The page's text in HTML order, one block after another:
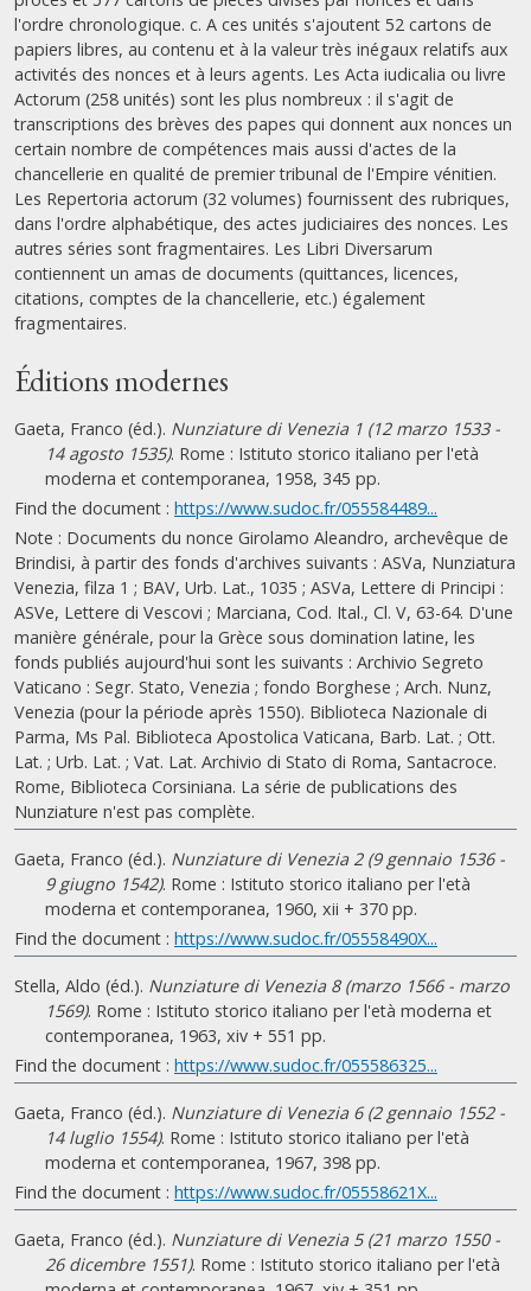
l'ordre chronologique. c. A ces unités s'ajoutent 52 cartons de
papiers libres, au contenu et à la valeur très inégaux relatifs aux
activités des nonces et à leurs agents. Les Acta iudicalia ou livre
Actorum (258 unités) sont les plus nombreux : il s'agit de
transcriptions des brèves des papes qui donnent aux nonces un
certain nombre de compétences mais aussi d'actes de la
chancellerie en qualité de premier tribunal de l'Empire vénitien.
Les Repertoria actorum (32 volumes) fournissent des rubriques,
dans l'ordre alphabétique, des actes judiciaires des nonces. Les
autres séries sont fragmentaires. Les Libri Diversarum
contiennent un amas de documents (quittances, licences,
citations, comptes de la chancellerie, etc.) également
fragmentaires.
Éditions modernes
Gaeta, Franco (éd.). Nunziature di Venezia 1 (12 marzo 1533 -
14 agosto 1535). Rome : Istituto storico italiano per l'età
moderna et contemporanea, 1958, 345 pp.
Find the document : https://www.sudoc.fr/055584489...
Note : Documents du nonce Girolamo Aleandro, archevêque de
Brindisi, à partir des fonds d'archives suivants : ASVa, Nunziatura
Venezia, filza 1 ; BAV, Urb. Lat., 1035 ; ASVa, Lettere di Principi :
ASVe, Lettere di Vescovi ; Marciana, Cod. Ital., Cl. V, 63-64. D'une
manière générale, pour la Grèce sous domination latine, les
fonds publiés aujourd'hui sont les suivants : Archivio Segreto
Vaticano : Segr. Stato, Venezia ; fondo Borghese ; Arch. Nunz,
Venezia (pour la période après 1550). Biblioteca Nazionale di
Parma, Ms Pal. Biblioteca Apostolica Vaticana, Barb. Lat. ; Ott.
Lat. ; Urb. Lat. ; Vat. Lat. Archivio di Stato di Roma, Santacroce.
Rome, Biblioteca Corsiniana. La série de publications des
Nunziature n'est pas complète.
Gaeta, Franco (éd.). Nunziature di Venezia 2 (9 gennaio 1536 -
9 giugno 1542). Rome : Istituto storico italiano per l'età
moderna et contemporanea, 1960, xii + 370 pp.
Find the document : https://www.sudoc.fr/05558490X...
Stella, Aldo (éd.). Nunziature di Venezia 8 (marzo 1566 - marzo
1569). Rome : Istituto storico italiano per l'età moderna et
contemporanea, 1963, xiv + 551 pp.
Find the document : https://www.sudoc.fr/055586325...
Gaeta, Franco (éd.). Nunziature di Venezia 6 (2 gennaio 1552 -
14 luglio 1554). Rome : Istituto storico italiano per l'età
moderna et contemporanea, 1967, 398 pp.
Find the document : https://www.sudoc.fr/05558621X...
Gaeta, Franco (éd.). Nunziature di Venezia 5 (21 marzo 1550 -
26 dicembre 1551). Rome : Istituto storico italiano per l'età